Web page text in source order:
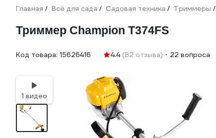
Главная / Всё для сада / Садовая техника / Триммеры /
Триммер Champion Т374FS
Код товара: 15626416 4.4 (82 отзыва) 22 вопроса
1 видео